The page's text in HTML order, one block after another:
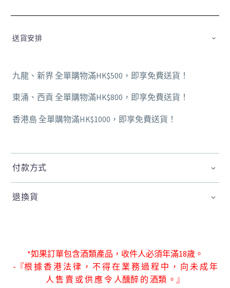
送貨安排
九龍、新界 全單購物滿HK$500，即享免費送貨！
東涌、西貢 全單購物滿HK$800，即享免費送貨！
香港島 全單購物滿HK$1000，即享免費送貨！
付款方式
退換貨
*如果訂單包含酒類產品，收件人必須年滿18歲。
-『根 據 香 港 法 律 ， 不 得 在 業 務 過 程 中 ， 向 未 成 年
人 售 賣 或 供 應 令 人醺醉 的 酒類 。』